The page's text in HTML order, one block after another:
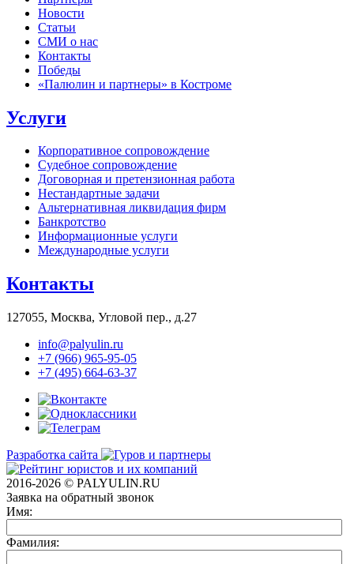
Новости
Статьи
СМИ о нас
Контакты
Победы
«Палюлин и партнеры» в Костроме
Услуги
Корпоративное сопровождение
Судебное сопровождение
Договорная и претензионная работа
Нестандартные задачи
Альтернативная ликвидация фирм
Банкротство
Информационные услуги
Международные услуги
Контакты
127055, Москва, Угловой пер., д.27
info@palyulin.ru
+7 (966) 965-95-05
+7 (495) 664-63-37
Разработка сайта
2016-2026 © PALYULIN.RU
Заявка на обратный звонок
Имя:
Фамилия: